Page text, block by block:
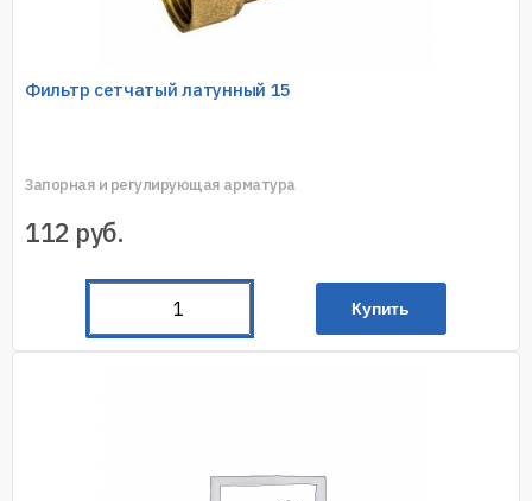
Фильтр сетчатый латунный 15
Запорная и регулирующая арматура
112 руб.
Купить